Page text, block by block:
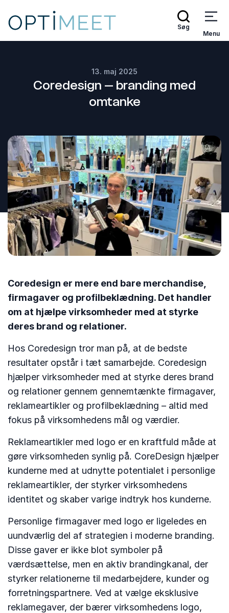
Søg
Menu
13. maj 2025
Coredesign – branding med
omtanke
Coredesign er mere end bare merchandise,
firmagaver og profilbeklædning. Det handler
om at hjælpe virksomheder med at styrke
deres brand og relationer.
Hos Coredesign tror man på, at de bedste
resultater opstår i tæt samarbejde. Coredesign
hjælper virksomheder med at styrke deres brand
og relationer gennem gennemtænkte firmagaver,
reklameartikler og profilbeklædning – altid med
fokus på virksomhedens mål og værdier.
Reklameartikler med logo er en kraftfuld måde at
gøre virksomheden synlig på. CoreDesign hjælper
kunderne med at udnytte potentialet i personlige
reklameartikler, der styrker virksomhedens
identitet og skaber varige indtryk hos kunderne.
Personlige firmagaver med logo er ligeledes en
uundværlig del af strategien i moderne branding.
Disse gaver er ikke blot symboler på
værdsættelse, men en aktiv brandingkanal, der
styrker relationerne til medarbejdere, kunder og
forretningspartnere. Ved at vælge eksklusive
reklamegaver, der bærer virksomhedens logo,